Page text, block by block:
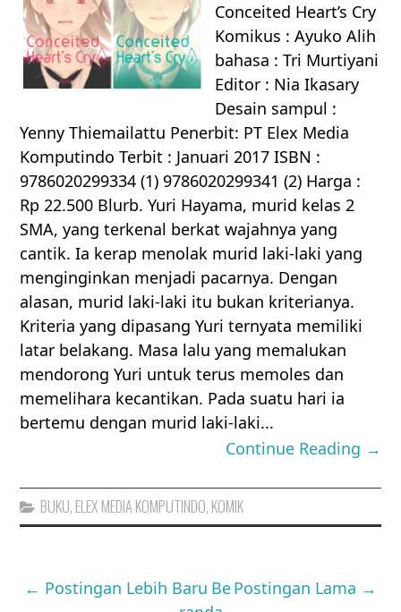
Conceited Heart’s Cry
Komikus : Ayuko Alih
bahasa : Tri Murtiyani
Editor : Nia Ikasary
Desain sampul :
Yenny Thiemailattu Penerbit: PT Elex Media
Komputindo Terbit : Januari 2017 ISBN :
9786020299334 (1) 9786020299341 (2) Harga :
Rp 22.500 Blurb. Yuri Hayama, murid kelas 2
SMA, yang terkenal berkat wajahnya yang
cantik. Ia kerap menolak murid laki-laki yang
menginginkan menjadi pacarnya. Dengan
alasan, murid laki-laki itu bukan kriterianya.
Kriteria yang dipasang Yuri ternyata memiliki
latar belakang. Masa lalu yang memalukan
mendorong Yuri untuk terus memoles dan
memelihara kecantikan. Pada suatu hari ia
bertemu dengan murid laki-laki...
Continue Reading →
BUKU, ELEX MEDIA KOMPUTINDO, KOMIK
← Postingan Lebih Baru Postingan Lama →
Be